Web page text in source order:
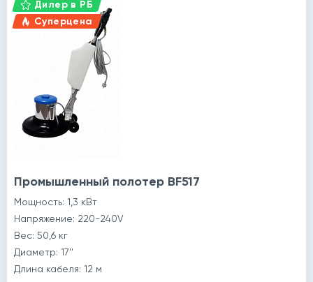
Дилер в РБ
Суперцена
Промышленный полотер BF517
Мощность: 1,3 кВт
Напряжение: 220-240V
Вес: 50,6 кг
Диаметр: 17''
Длина кабеля: 12 м